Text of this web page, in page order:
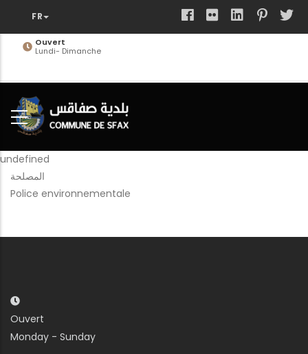
contenuOuvert
Lundi- Dimanche
undefined
المصلحة
Police environnementale
Ouvert
Monday - Sunday